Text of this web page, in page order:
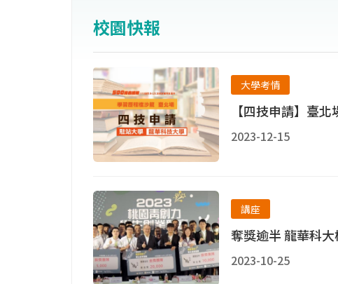
校園快報
大學考情
【四技申請】臺
2023-12-15
講座
奪獎逾半 龍華科
2023-10-25